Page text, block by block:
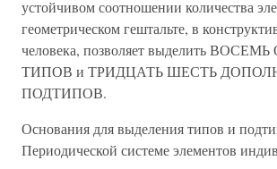
устойчивом соотношении количества
геометрическом гештальте, в
человека, позволяет выделить
ТИПОВ и ТРИДЦАТЬ ШЕСТЬ
ПОДТИПОВ.
Основания для выделения типов и
Периодической системе элементов